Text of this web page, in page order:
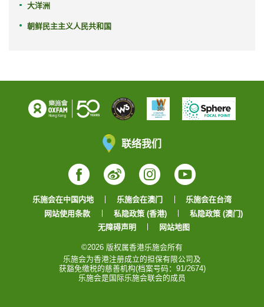
大洋洲
朝鲜民主主义人民共和国
联络我们
Facebook
WeiboInstagram
YouTube
乐施会在中国内地 乐施会在澳门
乐施会在台湾
网站使用条款
私隐政策 (香港)
私隐政策 (澳门)
无障碍声明
网站地图
©2026 版权属香港乐施会所有
乐施会为香港注册成立的担保有限公司及
获豁免缴税的慈善机构(档案号码：91/2674)
乐施会是国际乐施会联会的成员